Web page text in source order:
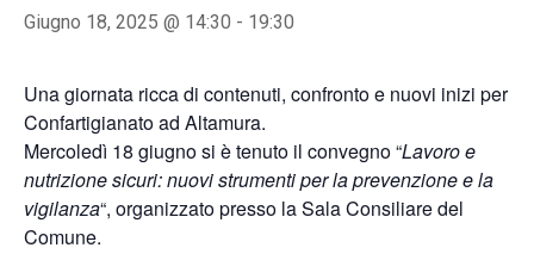
Giugno 18, 2025 @ 14:30 - 19:30
Una giornata ricca di contenuti, confronto e nuovi inizi per
Confartigianato ad Altamura.
Mercoledì 18 giugno si è tenuto il convegno “Lavoro e
nutrizione sicuri: nuovi strumenti per la prevenzione e la
vigilanza“, organizzato presso la Sala Consiliare del
Comune.